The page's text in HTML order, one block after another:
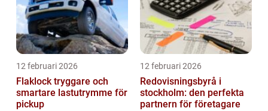
12 februari 2026
Flaklock tryggare och
smartare lastutrymme för
pickup
12 februari 2026
Redovisningsbyrå i
stockholm: den perfekta
partnern för företagare